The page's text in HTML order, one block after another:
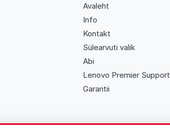
Avaleht
Info
Kontakt
Sülearvuti valik
Abi
Lenovo Premier Support
Garantii